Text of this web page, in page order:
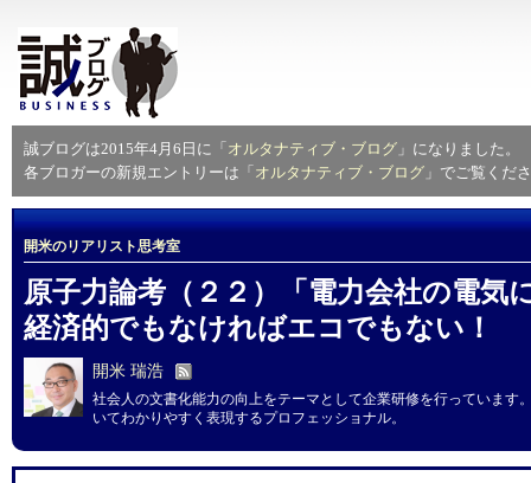
誠ブログは2015年4月6日に「 オルタナティブ・ブログ 」になりました。
各ブロガーの新規エントリーは「 オルタナティブ・ブログ 」でご覧くだ
開米のリアリスト思考室
原子力論考（２２）「電力会社の電気
経済的でもなければエコでもない！
開米 瑞浩
社会人の文書化能力の向上をテーマとして企業研修を行っています
いてわかりやすく表現するプロフェッショナル。